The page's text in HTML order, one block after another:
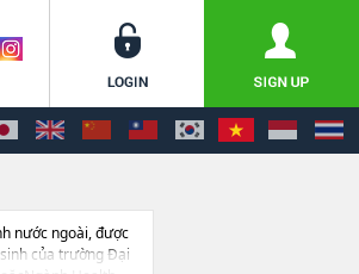
nước ngoài, được
của trường Đại